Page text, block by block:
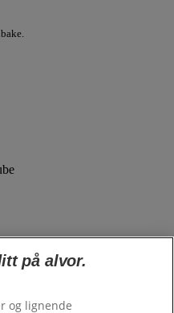
på alvor.
og lignende